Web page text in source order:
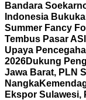
Bandara
Indonesia
Summer Fancy
Tembus Pasar AS
Upaya
2026Dukung
Jawa Barat, PLN
Nangka
Ekspor Sulawesi,